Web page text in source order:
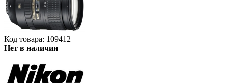
Код товара: 109412
Нет в наличии